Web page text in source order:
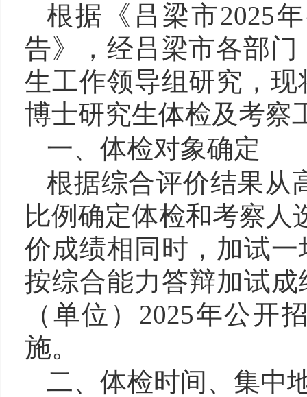
根据《吕梁市2025
告》，经吕梁市各部
生工作领导组研究，
博士研究生体检及考察
一、体检对象确定
根据综合评价结果从
比例确定体检和考察人
价成绩相同时，加试
按综合能力答辩加试
（单位）2025年公开
施。
二、体检时间、集中